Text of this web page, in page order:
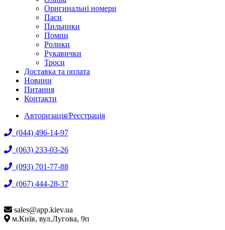
Оригинальні номери
Паси
Пильники
Помпи
Ролики
Рукавички
Троси
Доставка та оплата
Новини
Питання
Контакти
Авторизація/Реєстрація
(044) 496-14-97
(063) 233-03-26
(093) 701-77-88
(067) 444-28-37
sales@app.kiev.ua
м.Київ, вул.Лугова, 9п